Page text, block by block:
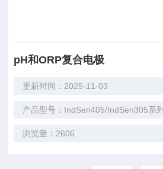
pH和ORP复合电极
更新时间：2025-11-03
产品型号：IndSen405/IndSen305系列
浏览量：2606